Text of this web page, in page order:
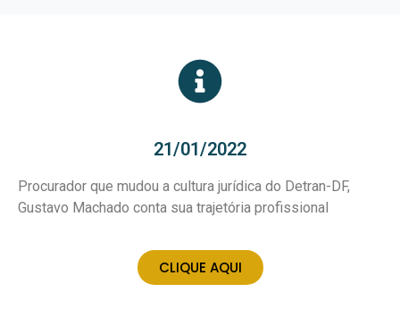
21/01/2022
Procurador que mudou a cultura jurídica do Detran-DF,
Gustavo Machado conta sua trajetória profissional
CLIQUE AQUI